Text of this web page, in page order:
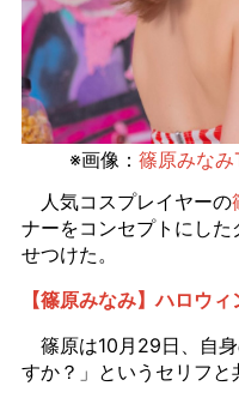
※画像： 篠原みな
人気コスプレイヤーの
ナーをコンセプトにし
せつけた。
【篠原みなみ】ハロウ
篠原は10月29日、自
すか？」というセリフと